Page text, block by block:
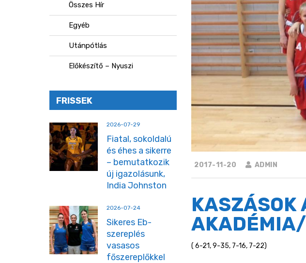
2017-11-20 ADMIN
KASZÁSOK
( 6-21, 9-35, 7-16, 7-22)
Összes Hír
Egyéb
Utánpótlás
Előkészítő – Nyuszi
FRISSEK
2026-07-29
Fiatal, sokoldalú
és éhes a sikerre
– bemutatkozik
új igazolásunk,
India Johnston
2026-07-24
Sikeres Eb-
szereplés
vasasos
főszereplőkkel